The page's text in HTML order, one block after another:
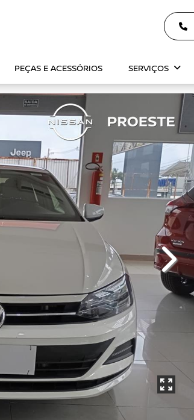
PEÇAS E ACESSÓRIOS SERVIÇOS
Next